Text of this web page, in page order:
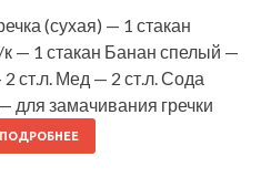
(сухая) — 1 стакан
— 1 стакан Банан спелый —
ст.л. Мед — 2 ст.л. Сода
для замачивания гречки
ПОДРОБНЕЕ